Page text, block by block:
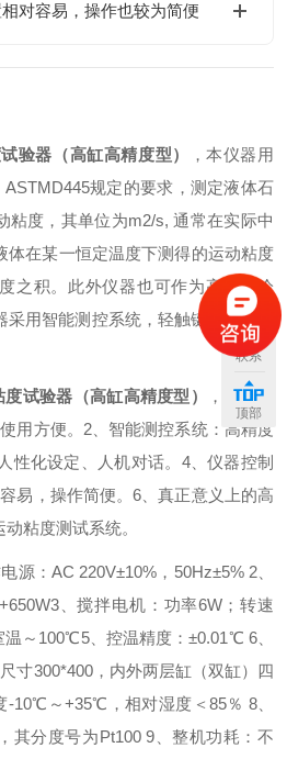
对容易，操作也较为简便
验器（高缸高精度型）
，本仪器用
规定的要求，测定液体石
粘度，其单位为m2/s, 通常在实际中
体在某一恒定温度下测得的运动粘度
之积。此外仪器也可作为高精度冷
用智能测控系统，轻触键设定，精
试验器（高缸高精度型）
，主要功
用方便。 2、智能测控系统：高精度
性化设定、人机对话。 4、仪器控制
易，操作简便。6、真正意义上的高
粘度测试系统。
源：AC 220V±10%，50Hz±5% 2、
3、搅拌电机：功率6W；转速
温～100℃5、控温精度：±0.01℃ 6、
寸300*400，内外两层缸（双缸）四
-10℃～+35℃，相对湿度＜85％ 8、
其分度号为Pt1009、整机功耗：不
联系
顶部